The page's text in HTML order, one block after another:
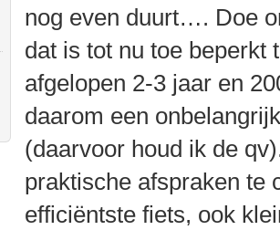
nog even duurt…. Doe
dat is tot nu toe beperkt
afgelopen 2-3 jaar en
daarom een
(daarvoor houd ik de
praktische afspraken te
efficiëntste fiets, ook